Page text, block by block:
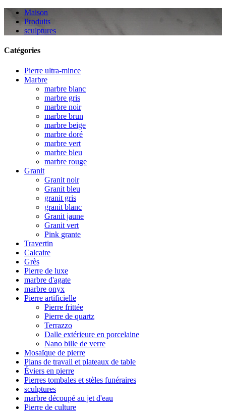
Maison
Produits
sculptures
Catégories
Pierre ultra-mince
Marbre
marbre blanc
marbre gris
marbre noir
marbre brun
marbre beige
marbre doré
marbre vert
marbre bleu
marbre rouge
Granit
Granit noir
Granit bleu
granit gris
granit blanc
Granit jaune
Granit vert
Pink grante
Travertin
Calcaire
Grès
Pierre de luxe
marbre d'agate
marbre onyx
Pierre artificielle
Pierre frittée
Pierre de quartz
Terrazzo
Dalle extérieure en porcelaine
Nano bille de verre
Mosaïque de pierre
Plans de travail et plateaux de table
Éviers en pierre
Pierres tombales et stèles funéraires
sculptures
marbre découpé au jet d'eau
Pierre de culture